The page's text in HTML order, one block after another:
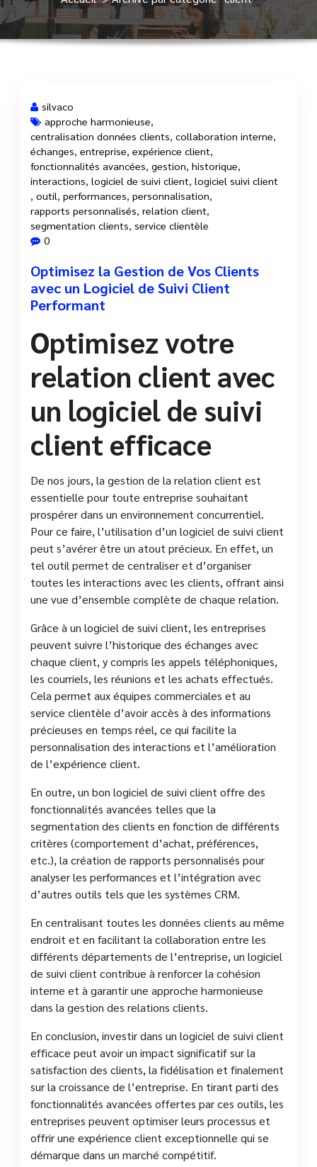
1 Juil, 2025
silvaco
approche harmonieuse
centralisation données clients collaboration interne
échanges entreprise expérience client
fonctionnalités avancées gestion historique
interactions logiciel de suivi client logiciel suivi client
outil performances personnalisation
rapports personnalisés relation client
segmentation clients service clientèle
0
Optimisez la Gestion de Vos Clients
avec un Logiciel de Suivi Client
Performant
Optimisez votre
relation client avec
un logiciel de suivi
client efficace
De nos jours, la gestion de la relation client est
essentielle pour toute entreprise souhaitant
prospérer dans un environnement concurrentiel.
Pour ce faire, l’utilisation d’un logiciel de suivi client
peut s’avérer être un atout précieux. En effet, un
tel outil permet de centraliser et d’organiser
toutes les interactions avec les clients, offrant ainsi
une vue d’ensemble complète de chaque relation.
Grâce à un logiciel de suivi client, les entreprises
peuvent suivre l’historique des échanges avec
chaque client, y compris les appels téléphoniques,
les courriels, les réunions et les achats effectués.
Cela permet aux équipes commerciales et au
service clientèle d’avoir accès à des informations
précieuses en temps réel, ce qui facilite la
personnalisation des interactions et l’amélioration
de l’expérience client.
En outre, un bon logiciel de suivi client offre des
fonctionnalités avancées telles que la
segmentation des clients en fonction de différents
critères (comportement d’achat, préférences,
etc.), la création de rapports personnalisés pour
analyser les performances et l’intégration avec
d’autres outils tels que les systèmes CRM.
En centralisant toutes les données clients au même
endroit et en facilitant la collaboration entre les
différents départements de l’entreprise, un logiciel
de suivi client contribue à renforcer la cohésion
interne et à garantir une approche harmonieuse
dans la gestion des relations clients.
En conclusion, investir dans un logiciel de suivi client
efficace peut avoir un impact significatif sur la
satisfaction des clients, la fidélisation et finalement
sur la croissance de l’entreprise. En tirant parti des
fonctionnalités avancées offertes par ces outils, les
entreprises peuvent optimiser leurs processus et
offrir une expérience client exceptionnelle qui se
démarque dans un marché compétitif.